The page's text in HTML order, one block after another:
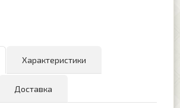
Характеристики
Доставка